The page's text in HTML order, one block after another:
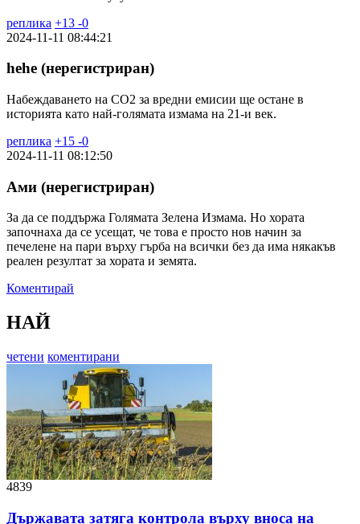
реплика +13 -0
2024-11-11 08:44:21
hehe (нерегистриран)
Набеждаването на СО2 за вредни емисии ще остане в
историята като най-голямата измама на 21-и век.
реплика +15 -0
2024-11-11 08:12:50
Ами (нерегистриран)
За да се поддържа Голямата Зелена Измама. Но хората
започнаха да се усещат, че това е просто нов начин за
печелене на пари върху гърба на всички без да има някакъв
реален резултат за хората и земята.
Коментирай
НАЙ
четени коментирани
4839
Държавата затяга контрола върху вноса на